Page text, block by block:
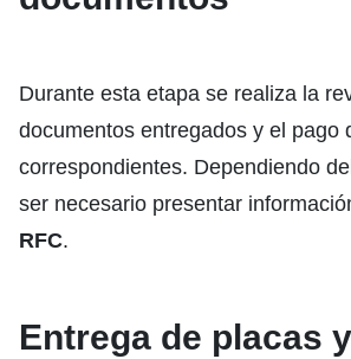
Durante esta etapa se realiza la
documentos entregados y el pago
correspondientes. Dependiendo
ser necesario presentar
RFC.
Entrega de placas